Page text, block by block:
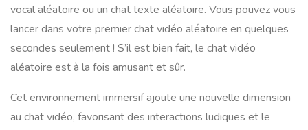
vocal aléatoire ou un chat texte aléatoire. Vous pouvez vous
lancer dans votre premier chat vidéo aléatoire en quelques
secondes seulement ! S’il est bien fait, le chat vidéo
aléatoire est à la fois amusant et sûr.
Cet environnement immersif ajoute une nouvelle dimension
au chat vidéo, favorisant des interactions ludiques et le